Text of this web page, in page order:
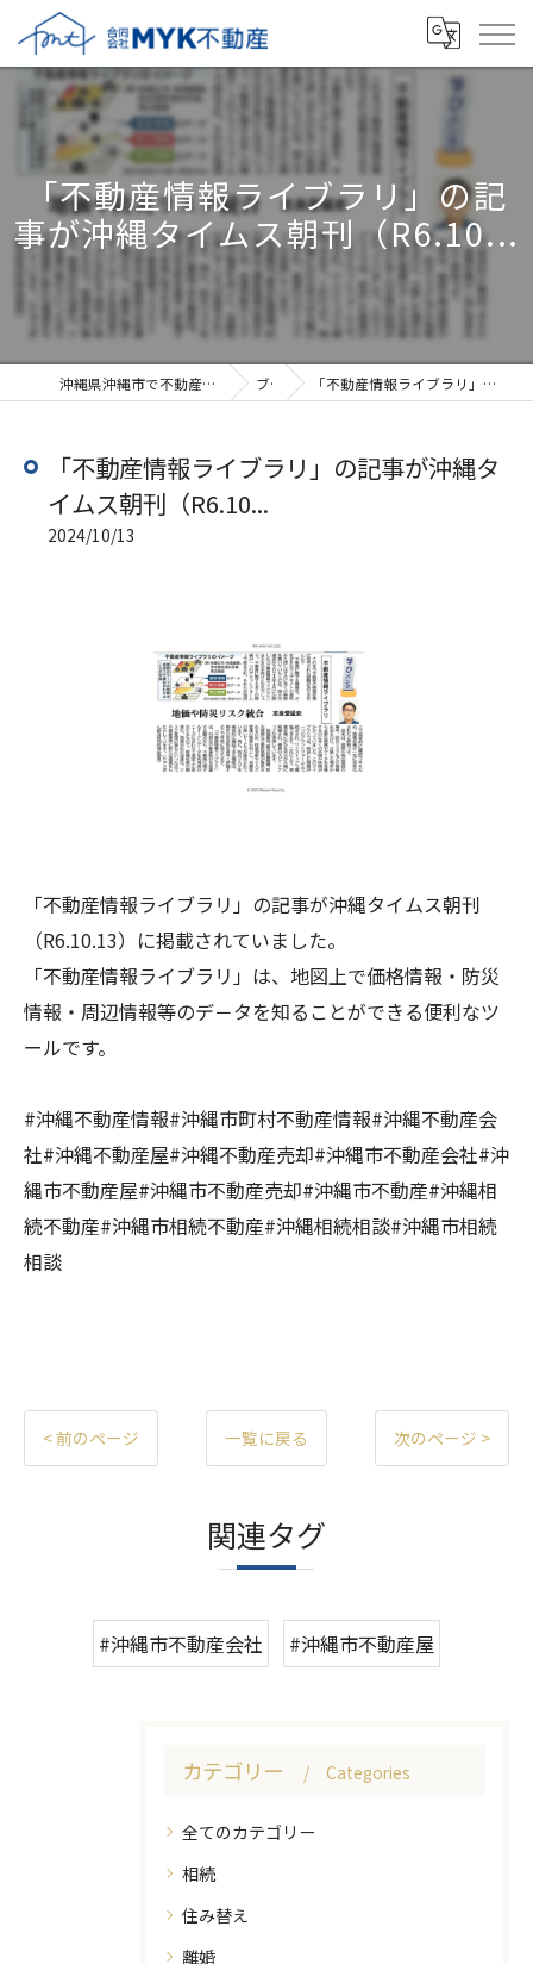
「不動産情報ライブラリ」の記
事が沖縄タイムス朝刊（R6.10...
沖縄県沖縄市で不動産売却なら合同会社MYK不動産 ブログ 「不動産情報ライブラリ」の記事が沖縄タイムス朝刊（R6.10...
「不動産情報ライブラリ」の記事が沖縄タ
イムス朝刊（R6.10...
2024/10/13
「不動産情報ライブラリ」の記事が沖縄タイムス朝刊
（R6.10.13）に掲載されていました。
「不動産情報ライブラリ」は、地図上で価格情報・防災
情報・周辺情報等のデ－タを知ることができる便利なツ
ールです。
#沖縄不動産情報#沖縄市町村不動産情報#沖縄不動産会
社#沖縄不動産屋#沖縄不動産売却#沖縄市不動産会社#沖
縄市不動産屋#沖縄市不動産売却#沖縄市不動産#沖縄相
続不動産#沖縄市相続不動産#沖縄相続相談#沖縄市相続
相談
< 前のページ 一覧に戻る 次のページ >
関連タグ
#沖縄市不動産会社 #沖縄市不動産屋
カテゴリー Categories
全てのカテゴリー
相続
住み替え
離婚